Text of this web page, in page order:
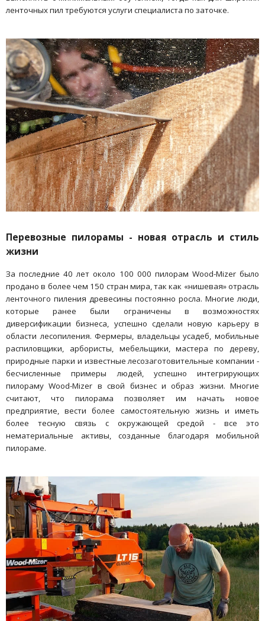
ленточных пил требуются услуги специалиста по заточке.
Перевозные пилорамы - новая отрасль и стиль
жизни
За последние 40 лет около 100 000 пилорам Wood-Mizer было
продано в более чем 150 стран мира, так как «нишевая» отрасль
ленточного пиления древесины постоянно росла. Многие люди,
которые ранее были ограничены в возможностях
диверсификации бизнеса, успешно сделали новую карьеру в
области лесопиления. Фермеры, владельцы усадеб, мобильные
распиловщики, арбористы, мебельщики, мастера по дереву,
природные парки и известные лесозаготовительные компании -
бесчисленные примеры людей, успешно интегрирующих
пилораму Wood-Mizer в свой бизнес и образ жизни. Многие
считают, что пилорама позволяет им начать новое
предприятие, вести более самостоятельную жизнь и иметь
более тесную связь с окружающей средой - все это
нематериальные активы, созданные благодаря мобильной
пилораме.